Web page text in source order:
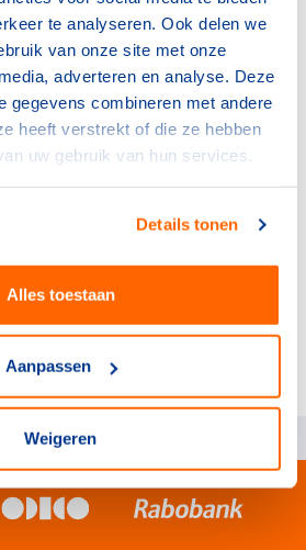
te analyseren. Ook delen we
van onze site met onze
adverteren en analyse. Deze
gegevens combineren met andere
heeft verstrekt of die ze hebben
uw gebruik van hun services.
Details tonen
Alles toestaan
Aanpassen
Weigeren
waardoor je nieuwe
in een heel gezellige en sportieve
brengt je echt overal, van
grote toernooien, en dat maakt
uniek.
en dankbaar werk is. Het geeft
sport die we allemaal zo leuk
meer dan een hobby
passie die me al jaren plezier geeft